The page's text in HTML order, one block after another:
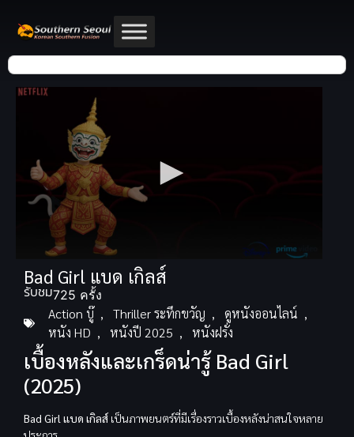
Bad Girl แบด เกิลส์
รับชม725 ครั้ง
Action บู๊ , Thriller ระทึกขวัญ , ดูหนังออนไลน์ ,
หนัง HD , หนังปี 2025 , หนังฝรั่ง
เบื้องหลังและเกร็ดน่ารู้ Bad Girl
(2025)
Bad Girl แบด เกิลส์ เป็นภาพยนตร์ที่มีเรื่องราวเบื้องหลังน่าสนใจหลาย